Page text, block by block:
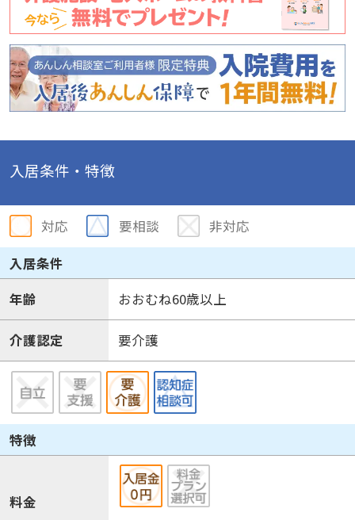
入居条件・特徴
対応 要相談
非対応
入居条件
年齢
おおむね60歳以上
介護認定 要介護
特徴
料金